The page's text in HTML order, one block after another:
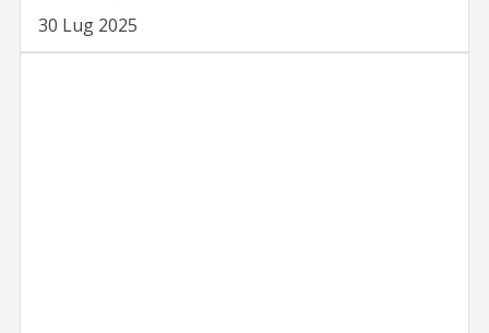
30 Lug 2025